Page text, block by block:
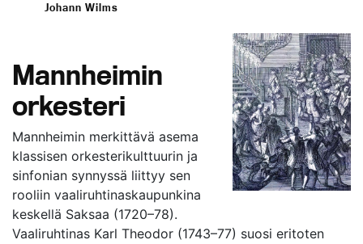
Johann Wilms
Mannheimin
orkesteri
Mannheimin merkittävä asema
klassisen orkesterikulttuurin ja
sinfonian synnyssä liittyy sen
rooliin vaaliruhtinaskaupunkina
keskellä Saksaa (1720–78).
Vaaliruhtinas Karl Theodor (1743–77) suosi eritoten